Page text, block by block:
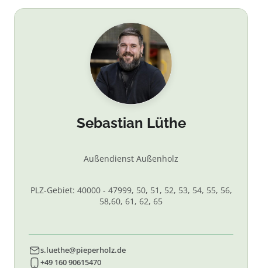
Sebastian Lüthe
Außendienst Außenholz
PLZ-Gebiet: 40000 - 47999, 50, 51, 52, 53, 54, 55, 56,
58,60, 61, 62, 65
s.luethe@pieperholz.de
+49 160 90615470